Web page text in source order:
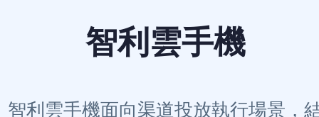
智利雲手機
智利雲手機面向渠道投放執行場景，